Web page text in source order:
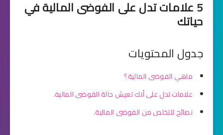
5 علامات تدل على الفوضى المالية في
حياتك
جدول المحتويات
ماهي الفوضى المالية؟
علامات تدل على أنك تعيش حالة الفوضى المالية.
نصائح للتخلص من الفوضى المالية.